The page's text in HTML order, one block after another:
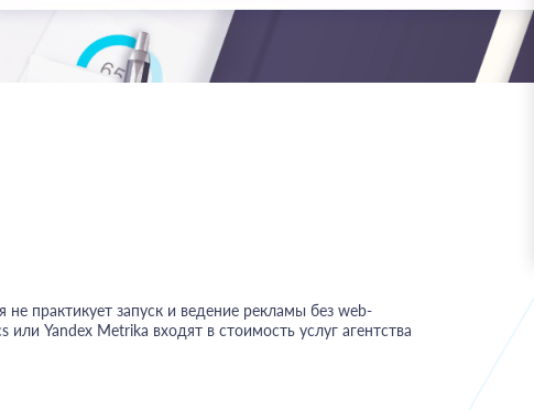
практикует запуск и ведение рекламы без web-
Yandex Metrika входят в стоимость услуг агентства